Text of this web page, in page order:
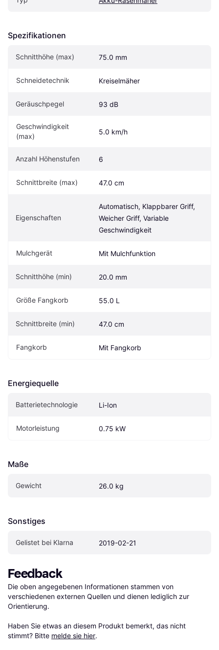
Spezifikationen
Schnitthöhe (max) 75.0 mm
Schneidetechnik Kreiselmäher
Geräuschpegel 93 dB
Geschwindigkeit
(max)
5.0 km/h
Anzahl Höhenstufen 6
Schnittbreite (max) 47.0 cm
Eigen­schaften
Automatisch, Klappbarer Griff,
Weicher Griff, Variable
Geschwindigkeit
Mulchgerät Mit Mulchfunktion
Schnitthöhe (min) 20.0 mm
Größe Fangkorb 55.0 L
Schnittbreite (min) 47.0 cm
Fangkorb Mit Fangkorb
Energiequelle
Batterietechnologie Li-Ion
Motorleistung 0.75 kW
Maße
Gewicht 26.0 kg
Sonstiges
Gelistet bei Klarna 2019-02-21
Feedback
Die oben angegebenen Informationen stammen von
verschiedenen externen Quellen und dienen lediglich zur
Orientierung.
Haben Sie etwas an diesem Produkt bemerkt, das nicht
stimmt? Bitte melde sie hier.